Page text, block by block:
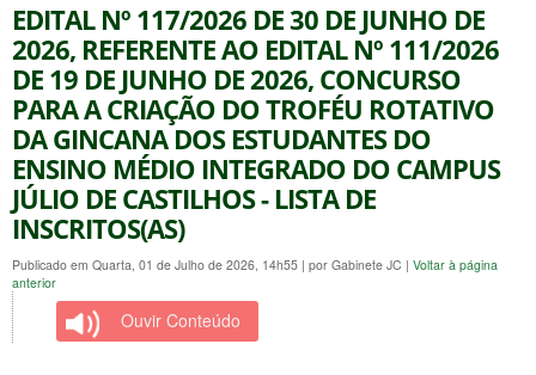
EDITAL Nº 117/2026 DE 30 DE JUNHO DE
2026, REFERENTE AO EDITAL Nº 111/2026
DE 19 DE JUNHO DE 2026, CONCURSO
PARA A CRIAÇÃO DO TROFÉU ROTATIVO
DA GINCANA DOS ESTUDANTES DO
ENSINO MÉDIO INTEGRADO DO CAMPUS
JÚLIO DE CASTILHOS - LISTA DE
INSCRITOS(AS)
Publicado em Quarta, 01 de Julho de 2026, 14h55 | por Gabinete JC | Voltar à página
anterior
Ouvir Conteúdo